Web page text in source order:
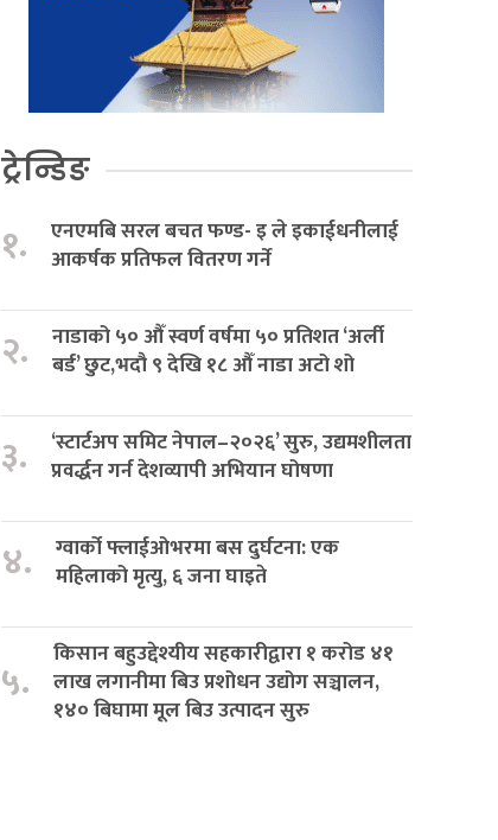
ट्रेन्डिङ
१.
एनएमबि सरल बचत फण्ड- इ ले इकाईधनीलाई
आकर्षक प्रतिफल वितरण गर्ने
२.
नाडाको ५० औँ स्वर्ण वर्षमा ५० प्रतिशत ‘अर्ली
बर्ड’ छुट,भदौ ९ देखि १८ औँ नाडा अटो शो
३.
‘स्टार्टअप समिट नेपाल–२०२६’ सुरु, उद्यमशीलता
प्रवर्द्धन गर्न देशव्यापी अभियान घोषणा
४.
ग्वार्को फ्लाईओभरमा बस दुर्घटना: एक
महिलाको मृत्यु, ६ जना घाइते
५.
किसान बहुउद्देश्यीय सहकारीद्वारा १ करोड ४१
लाख लगानीमा बिउ प्रशोधन उद्योग सञ्चालन,
१४० बिघामा मूल बिउ उत्पादन सुरु